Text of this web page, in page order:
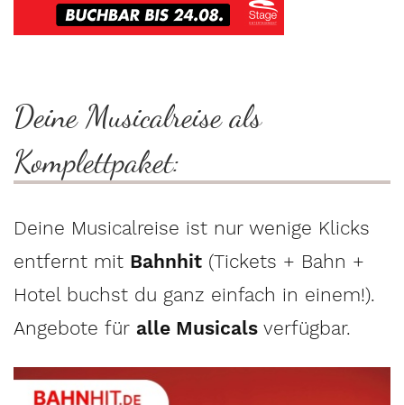
Deine Musicalreise als
Komplettpaket:
Deine Musicalreise ist nur wenige Klicks
entfernt mit Bahnhit (Tickets + Bahn +
Hotel buchst du ganz einfach in einem!).
Angebote für alle Musicals verfügbar.